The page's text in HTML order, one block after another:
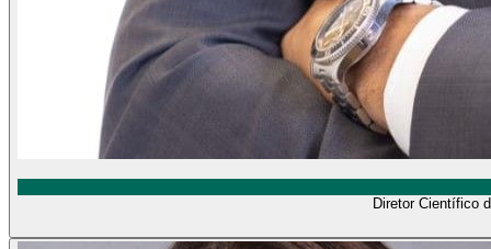
Diretor Científico